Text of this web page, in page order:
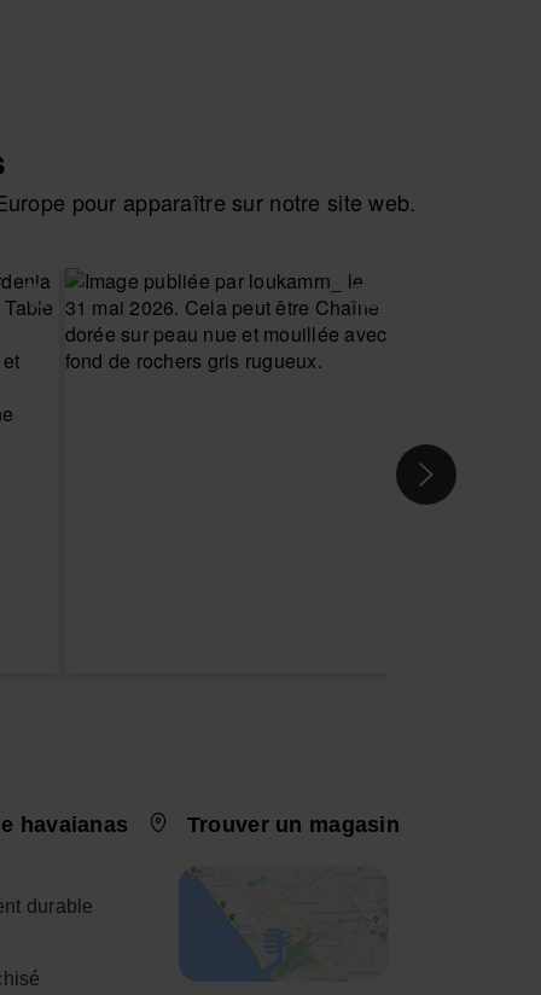
pour apparaître sur notre site web.
havaianas
durable
Trouver un magasin